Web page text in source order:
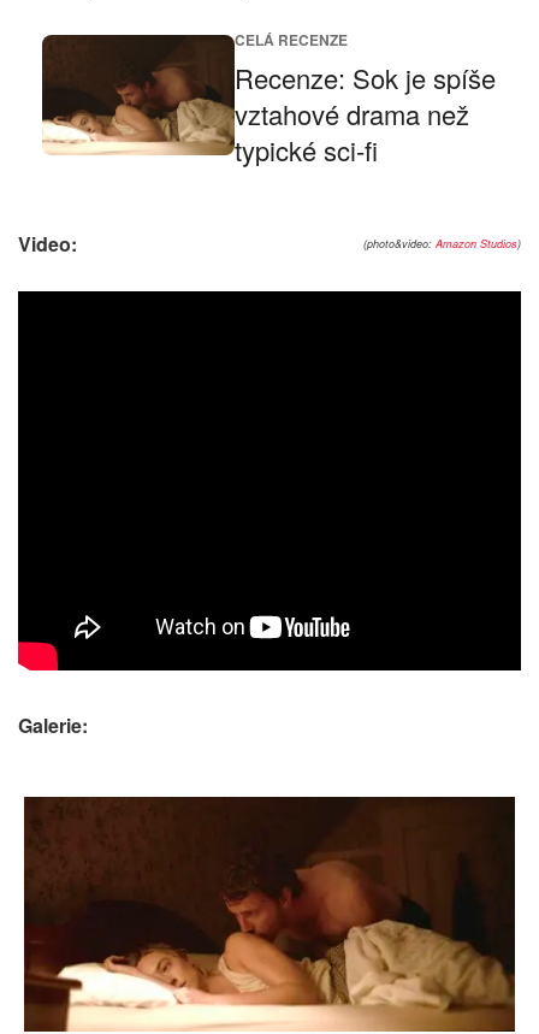
CELÁ RECENZE
Recenze: Sok je spíše
vztahové drama než
typické sci-fi
(photo&video: Amazon Studios)
Video:
Galerie: